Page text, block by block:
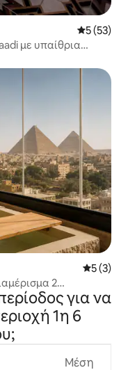
Μέση
5 (53)
με υπαίθρια
Μέση
5 (3)
2
για να
1η 6
Μέση